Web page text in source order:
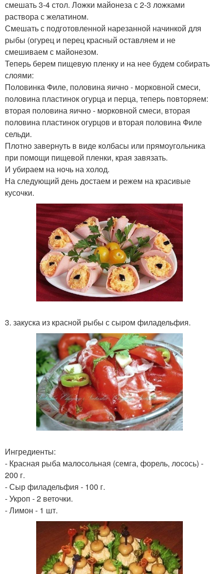
смешать 3-4 стол. Ложки майонеза с 2-3 ложками
раствора с желатином.
Смешать с подготовленной нарезанной начинкой для
рыбы (огурец и перец красный оставляем и не
смешиваем с майонезом.
Теперь берем пищевую пленку и на нее будем собирать
слоями:
Половинка Филе, половина яично - морковной смеси,
половина пластинок огурца и перца, теперь повторяем:
вторая половина яично - морковной смеси, вторая
половина пластинок огурцов и вторая половина Филе
сельди.
Плотно завернуть в виде колбасы или прямоугольника
при помощи пищевой пленки, края завязать.
И убираем на ночь на холод.
На следующий день достаем и режем на красивые
кусочки.
3. закуска из красной рыбы с сыром филадельфия.
Ингредиенты:
- Красная рыба малосольная (семга, форель, лосось) -
200 г.
- Сыр филадельфия - 100 г.
- Укроп - 2 веточки.
- Лимон - 1 шт.